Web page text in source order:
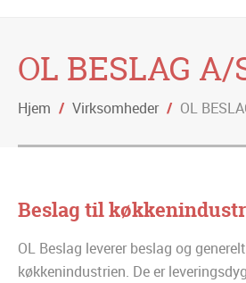
OL BESLAG A/
Hjem / Virksomheder / OL
Beslag til
OL Beslag leverer beslag og
køkkenindustrien. De er